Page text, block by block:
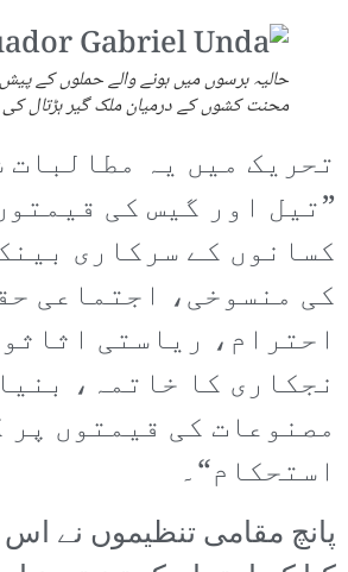
حالیہ برسوں میں ہونے والے حملوں کے
محنت کشوں کے درمیان ملک گیر ہڑتال
تحریک میں یہ مطالبات
”تیل اور گیس کی
کسانوں کے سرکاری
کی منسوخی، اجتماعی
احترام، ریاستی
نجکاری کا خاتمہ،
مصنوعات کی قیمتوں
استحکام“۔
پانچ مقامی تنظیموں نے اس